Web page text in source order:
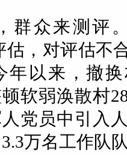
众来测评。
估，对评估不
年以来，撤
软弱涣散村
党员中引入
万名工作队